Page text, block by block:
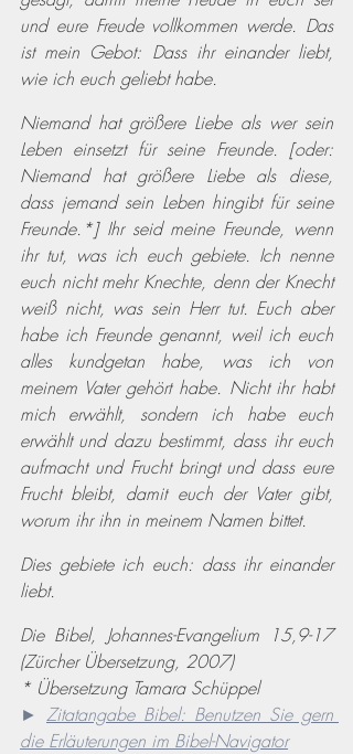
und eure Freude vollkommen werde. Das
ist mein Gebot: Dass ihr einander liebt,
wie ich euch geliebt habe.
Niemand hat größere Liebe als wer sein
Leben einsetzt für seine Freunde. [oder:
Niemand hat größere Liebe als diese,
dass jemand sein Leben hingibt für seine
Freunde.*] Ihr seid meine Freunde, wenn
ihr tut, was ich euch gebiete. Ich nenne
euch nicht mehr Knechte, denn der Knecht
weiß nicht, was sein Herr tut. Euch aber
habe ich Freunde genannt, weil ich euch
alles kundgetan habe, was ich von
meinem Vater gehört habe. Nicht ihr habt
mich erwählt, sondern ich habe euch
erwählt und dazu bestimmt, dass ihr euch
aufmacht und Frucht bringt und dass eure
Frucht bleibt, damit euch der Vater gibt,
worum ihr ihn in meinem Namen bittet.
Dies gebiete ich euch: dass ihr einander
liebt.
Die Bibel, Johannes-Evangelium 15,9-17
(Zürcher Übersetzung, 2007)
* Übersetzung Tamara Schüppel
► Zitatangabe Bibel: Benutzen Sie gern
die Erläuterungen im Bibel-Navigator